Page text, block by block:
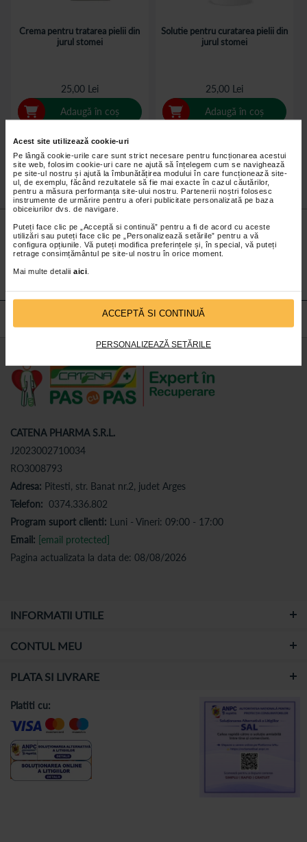
Acest site utilizează cookie-uri
Pe lângă cookie-urile care sunt strict necesare pentru funcționarea acestui
site web, folosim cookie-uri care ne ajută să înțelegem cum se navighează
pe site-ul nostru și ajută la îmbunătățirea modului în care funcționează site-
ul, de exemplu, făcând rezultatele să fie mai exacte în cazul căutărilor,
pentru a măsura performanța site-ului nostru. Partenerii noștri folosesc
instrumente de urmărire pentru a oferi publicitate personalizată pe baza
obiceiurilor dvs. de navigare.
Puteți face clic pe „Acceptă si continuă” pentru a fi de acord cu aceste
utilizări sau puteți face clic pe „Personalizează setările” pentru a vă
configura opțiunile. Vă puteți modifica preferințele și, în special, vă puteți
retrage consimțământul pe site-ul nostru în orice moment.
Mai multe detalii aici
ACCEPTĂ SI CONTINUĂ
PERSONALIZEAZĂ SETĂRILE
Crema pentru tratarea pielii din
jurul stomei
25,00 Lei
Adaugă în coș
Solutie pentru curatarea pielii din
jurul stomei
25,00 Lei
Adaugă în coș
Nu lăsa niciunpreț micneobservat.
Abonează-tela newsletter-ul nostru!
CATENA PHARMA S.R.L.
J2023002710034
RO3008793
Adresa: Pitesti, str. Banat nr.2, judet Arges
Telefon: 0374.336.802
Program suport clienti: Luni - Vineri: 09:00 - 17:00
Email: [email protected]
Pagina actualizata la data de: 08/08/2026
INFORMATII UTILE
CONTUL MEU
PLATA SI LIVRARE
Platiti cu: